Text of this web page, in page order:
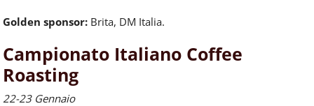
Golden sponsor: Brita, DM Italia.
Campionato Italiano Coffee
Roasting
22-23 Gennaio